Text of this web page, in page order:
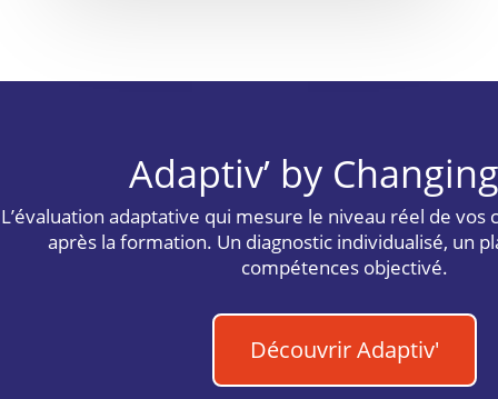
Adaptiv’ by
L’évaluation adaptative qui mesure le niveau réel de vos
après la formation. Un diagnostic individualisé, un
compétences objectivé.
Découvrir Adaptiv'